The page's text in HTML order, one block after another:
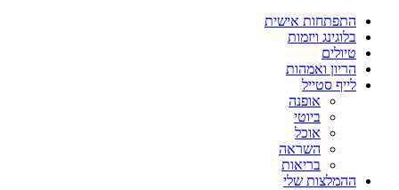
התפתחות אישית
בלוגינג ויזמות
טיולים
הריון ואמהות
לייף סטייל
אופנה
ביוטי
אוכל
השראה
בריאות
ההמלצות שלי